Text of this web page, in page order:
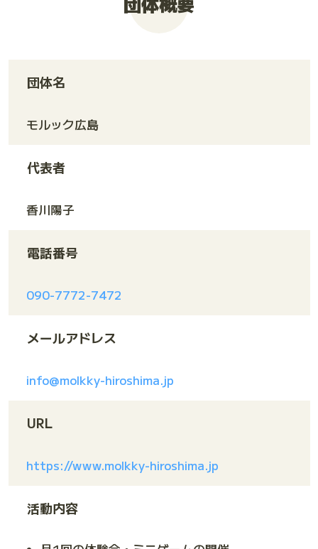
団体名
モルック広島
代表者
香川陽子
電話番号
090-7772-7472
メールアドレス
info@molkky-hiroshima.jp
URL
https://www.molkky-hiroshima.jp
活動内容